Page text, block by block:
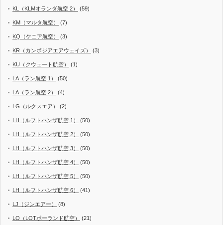
KL（KLMオランダ航空 2） (59)
KM（マルタ航空） (7)
KQ（ケニア航空） (3)
KR（カンボジアエアウェイズ） (3)
KU（クウェート航空） (1)
LA（ラン航空 1） (50)
LA（ラン航空 2） (4)
LG（ルクスエア） (2)
LH（ルフトハンザ航空 1） (50)
LH（ルフトハンザ航空 2） (50)
LH（ルフトハンザ航空 3） (50)
LH（ルフトハンザ航空 4） (50)
LH（ルフトハンザ航空 5） (50)
LH（ルフトハンザ航空 6） (41)
LJ（ジンエアー） (8)
LO（LOTポーランド航空） (21)